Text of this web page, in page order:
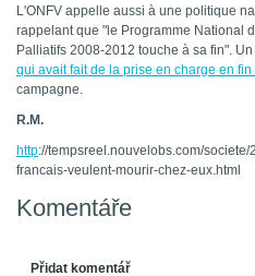
L'ONFV appelle aussi à une politique
rappelant que "le Programme National
Palliatifs 2008-2012 touche à sa fin".
qui avait fait de la prise en charge en fin
campagne.
R.M.
http://tempsreel.nouvelobs.com/
francais-veulent-mourir-chez-eux.html
Komentáře
Přidat komentář